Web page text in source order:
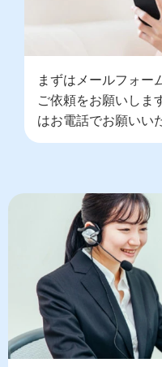
まずはメールフォー
ご依頼をお願いしま
はお電話でお願いい